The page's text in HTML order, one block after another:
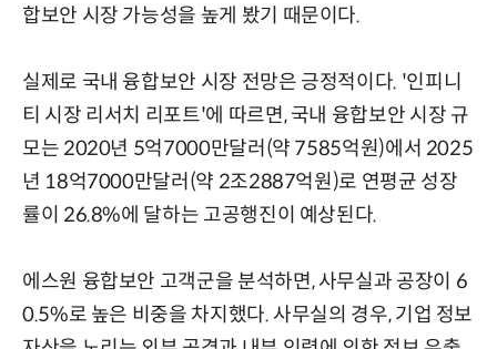
합보안 시장 가능성을 높게 봤기 때문이다.
실제로 국내 융합보안 시장 전망은 긍정적이다. '인피니
티 시장 리서치 리포트'에 따르면, 국내 융합보안 시장 규
모는 2020년 5억7000만달러(약 7585억원)에서 2025
년 18억7000만달러(약 2조2887억원)로 연평균 성장
률이 26.8%에 달하는 고공행진이 예상된다.
에스원 융합보안 고객군을 분석하면, 사무실과 공장이 6
0.5%로 높은 비중을 차지했다. 사무실의 경우, 기업 정보